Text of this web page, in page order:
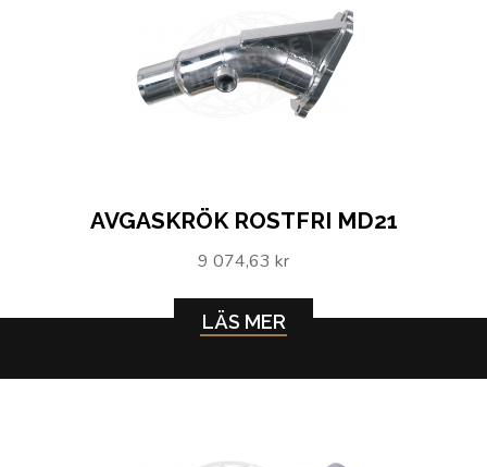
AVGASKRÖK ROSTFRI MD21
9 074,63 kr
LÄS MER